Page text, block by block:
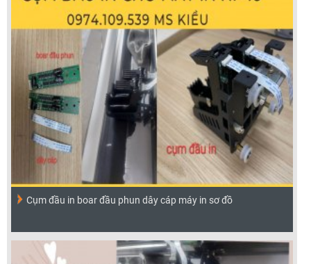
Cụm đầu in boar đầu phun dây cáp máy in sơ đồ